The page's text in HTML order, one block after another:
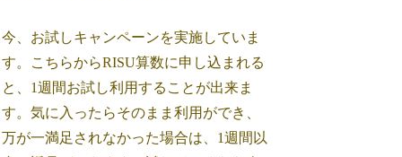
今、お試しキャンペーンを実施していま
す。こちらからRISU算数に申し込まれる
と、1週間お試し利用することが出来ま
す。気に入ったらそのまま利用ができ、
万が一満足されなかった場合は、1週間以